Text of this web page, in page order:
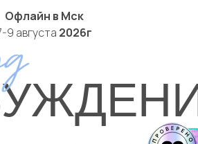
Офлайн в Мск
9 августа 2026г